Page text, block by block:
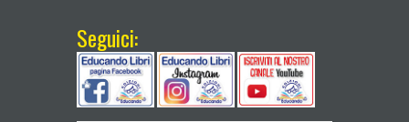
Seguici: